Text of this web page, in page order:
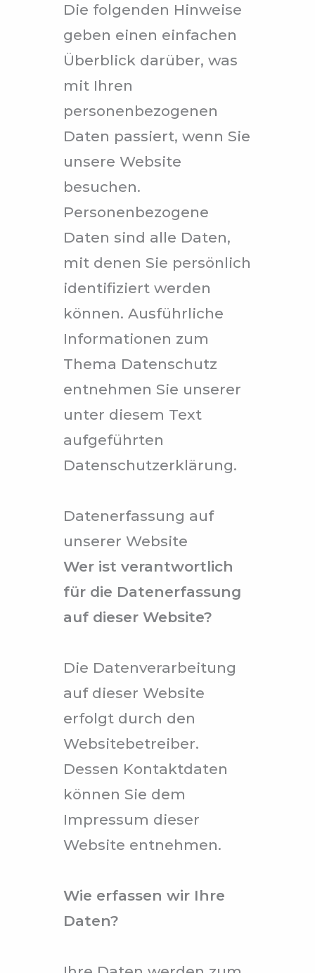
Die folgenden Hinweise
geben einen einfachen
Überblick darüber, was
mit Ihren
personenbezogenen
Daten passiert, wenn Sie
unsere Website
besuchen.
Personenbezogene
Daten sind alle Daten,
mit denen Sie persönlich
identifiziert werden
können. Ausführliche
Informationen zum
Thema Datenschutz
entnehmen Sie unserer
unter diesem Text
aufgeführten
Datenschutzerklärung.
Datenerfassung auf
unserer Website
Wer ist verantwortlich
für die Datenerfassung
auf dieser Website?
Die Datenverarbeitung
auf dieser Website
erfolgt durch den
Websitebetreiber.
Dessen Kontaktdaten
können Sie dem
Impressum dieser
Website entnehmen.
Wie erfassen wir Ihre
Daten?